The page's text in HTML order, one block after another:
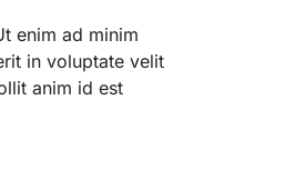
enim ad minim
in voluptate velit
anim id est